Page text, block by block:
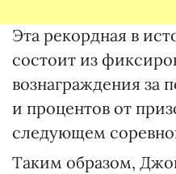
Эта рекордная в
состоит из
вознаграждения за
и процентов от
следующем
Таким образом,